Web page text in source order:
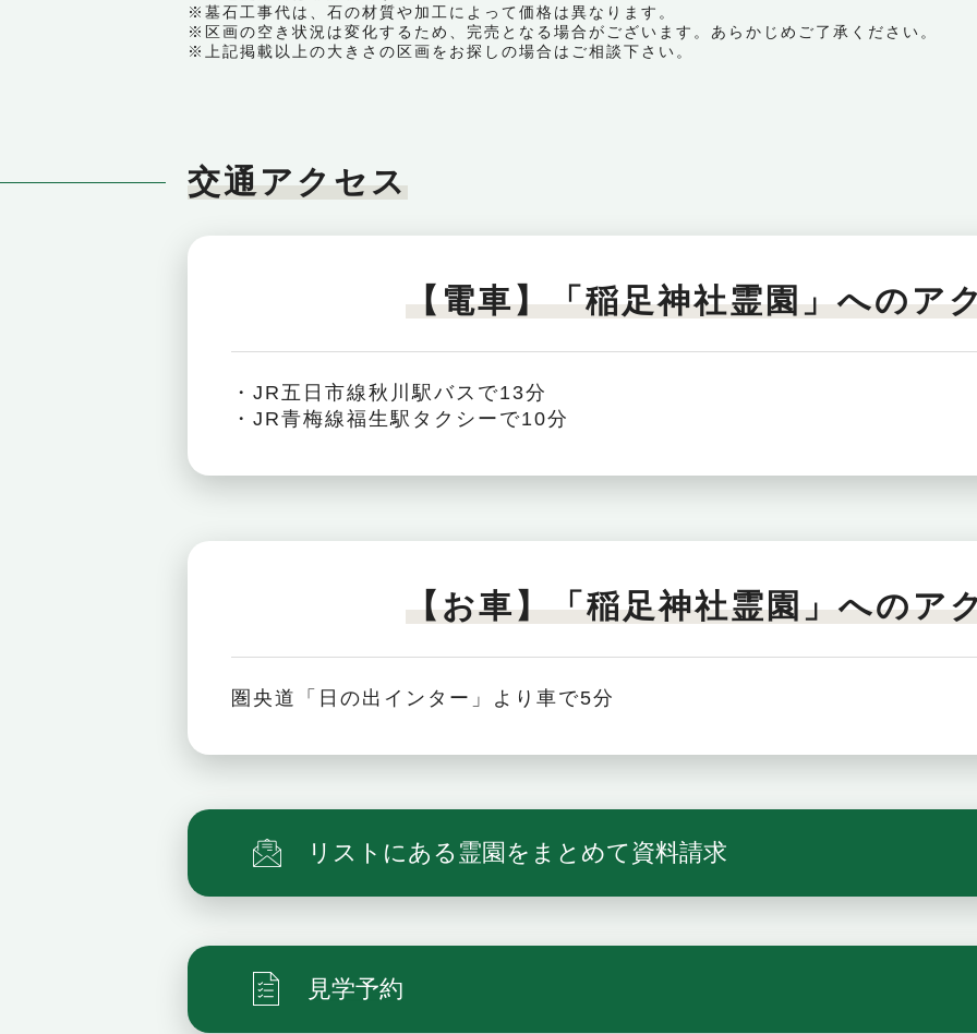
※墓石工事代は、石の材質や加工によって価格は異なります。
※区画の空き状況は変化するため、完売となる場合がございます。あらかじめご了承ください。
※上記掲載以上の大きさの区画をお探しの場合はご相談下さい。
交通アクセス
【電車】「稲足神社霊園」へのア
・JR五日市線秋川駅バスで13分
・JR青梅線福生駅タクシーで10分
【お車】「稲足神社霊園」へのア
圏央道「日の出インター」より車で5分
リストにある霊園をまとめて資料請求
見学予約